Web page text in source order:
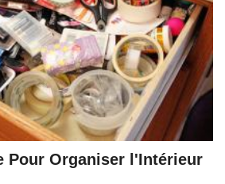
Pour Organiser l'Intérieur